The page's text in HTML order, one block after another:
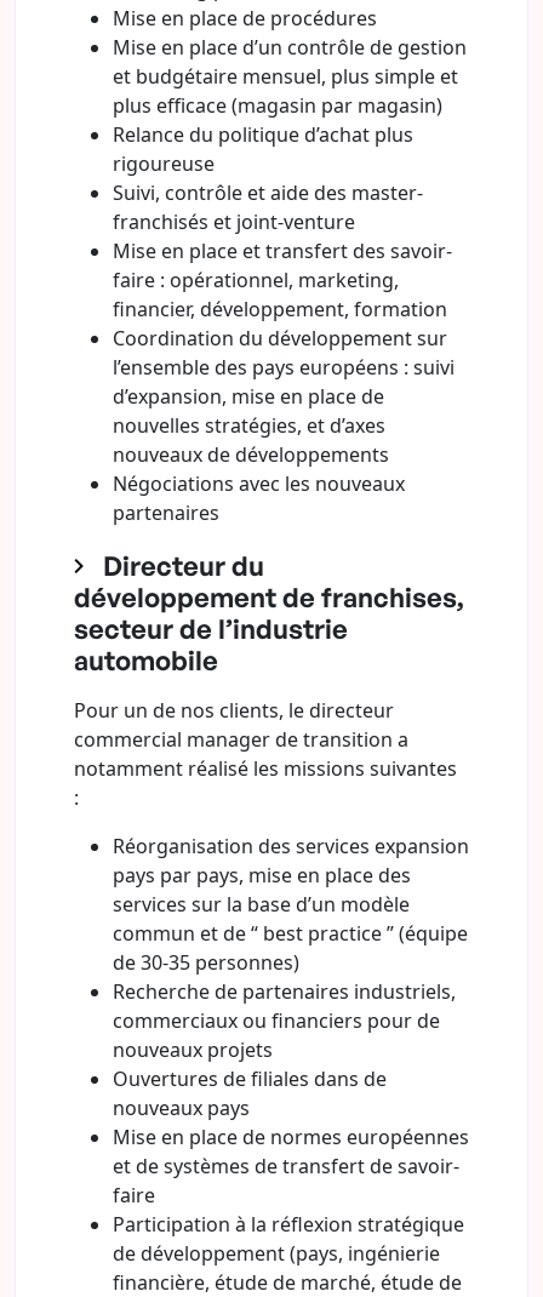
Mise en place de procédures
Mise en place d’un contrôle de gestion
et budgétaire mensuel, plus simple et
plus efficace (magasin par magasin)
Relance du politique d’achat plus
rigoureuse
Suivi, contrôle et aide des master-
franchisés et joint-venture
Mise en place et transfert des savoir-
faire : opérationnel, marketing,
financier, développement, formation
Coordination du développement sur
l’ensemble des pays européens : suivi
d’expansion, mise en place de
nouvelles stratégies, et d’axes
nouveaux de développements
Négociations avec les nouveaux
partenaires
Directeur du
développement de franchises,
secteur de l’industrie
automobile
Pour un de nos clients, le directeur
commercial manager de transition a
notamment réalisé les missions suivantes
:
Réorganisation des services expansion
pays par pays, mise en place des
services sur la base d’un modèle
commun et de “ best practice ” (équipe
de 30-35 personnes)
Recherche de partenaires industriels,
commerciaux ou financiers pour de
nouveaux projets
Ouvertures de filiales dans de
nouveaux pays
Mise en place de normes européennes
et de systèmes de transfert de savoir-
faire
Participation à la réflexion stratégique
de développement (pays, ingénierie
financière, étude de marché, étude de